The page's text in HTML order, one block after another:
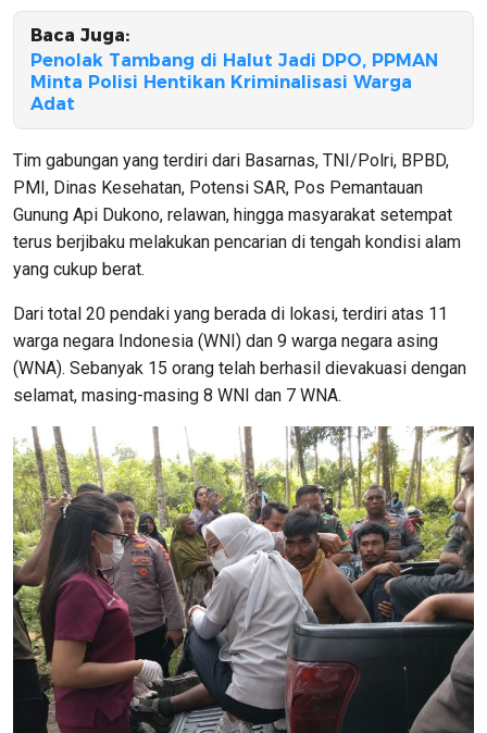
Baca Juga:
Penolak Tambang di Halut Jadi DPO, PPMAN
Minta Polisi Hentikan Kriminalisasi Warga
Adat
Tim gabungan yang terdiri dari Basarnas, TNI/Polri, BPBD,
PMI, Dinas Kesehatan, Potensi SAR, Pos Pemantauan
Gunung Api Dukono, relawan, hingga masyarakat setempat
terus berjibaku melakukan pencarian di tengah kondisi alam
yang cukup berat.
Dari total 20 pendaki yang berada di lokasi, terdiri atas 11
warga negara Indonesia (WNI) dan 9 warga negara asing
(WNA). Sebanyak 15 orang telah berhasil dievakuasi dengan
selamat, masing-masing 8 WNI dan 7 WNA.